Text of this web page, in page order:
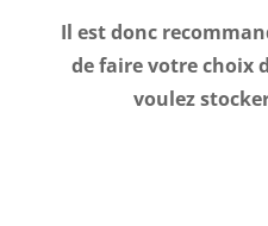
Il est donc
de faire votre choix
voulez